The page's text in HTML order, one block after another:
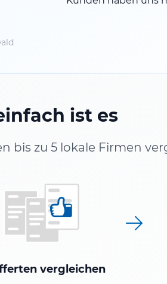
ist es
bis zu 5 lokale Firmen
vergleichen